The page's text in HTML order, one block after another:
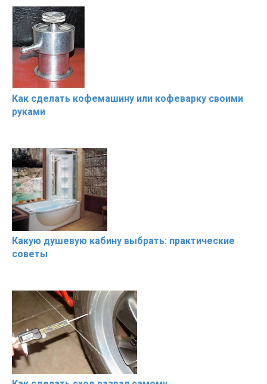
Как сделать кофемашину или кофеварку своими
руками
Какую душевую кабину выбрать: практические
советы